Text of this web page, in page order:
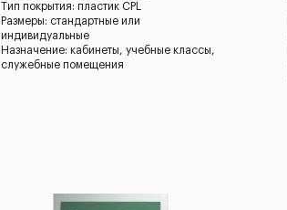
Тип покрытия: пластик CPL
Размеры: стандартные или
индивидуальные
Назначение: кабинеты, учебные классы,
служебные помещения